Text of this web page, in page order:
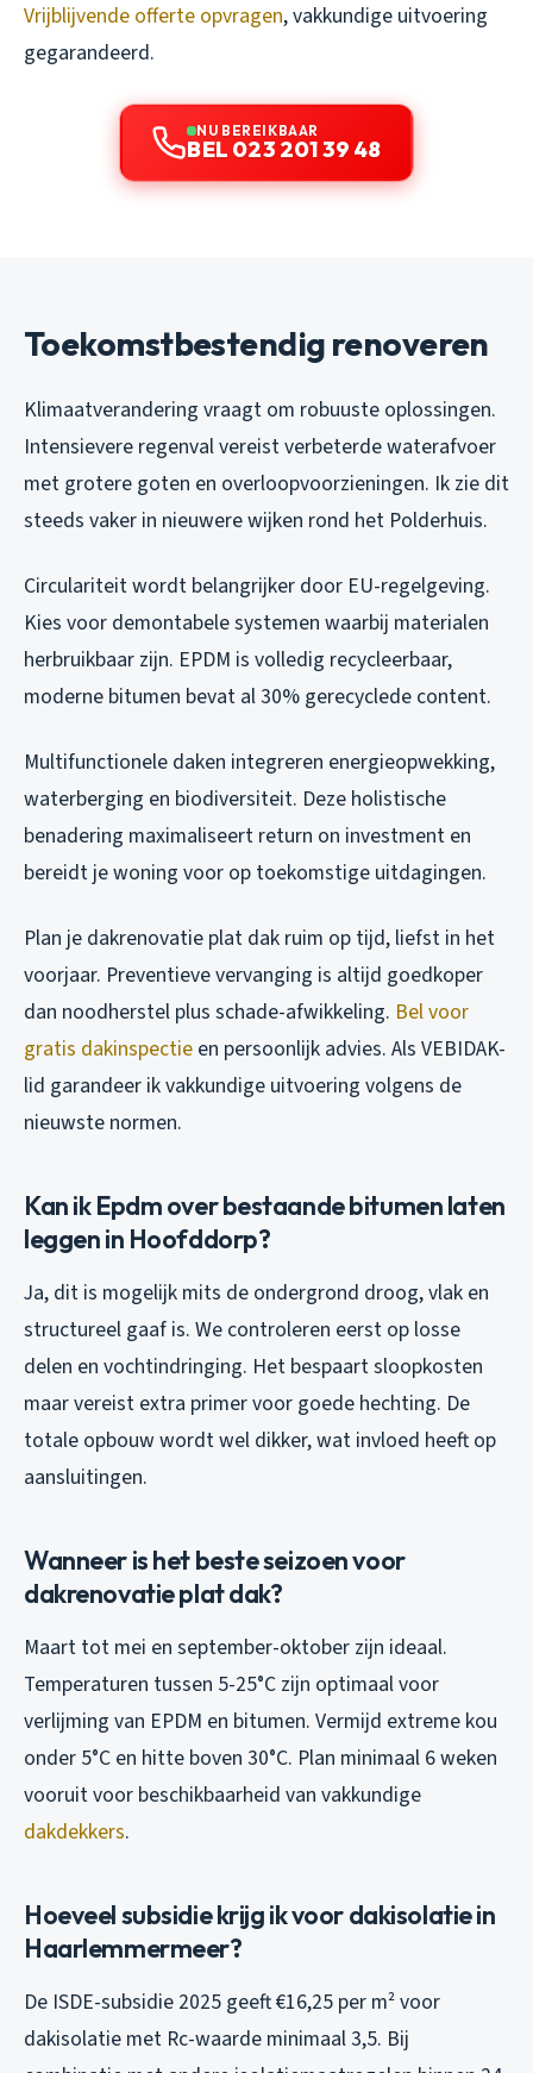
Vrijblijvende offerte opvragen, vakkundige uitvoering
gegarandeerd.
NU BEREIKBAAR
BEL 023 201 39 48
Toekomstbestendig renoveren
Klimaatverandering vraagt om robuuste oplossingen.
Intensievere regenval vereist verbeterde waterafvoer
met grotere goten en overloopvoorzieningen. Ik zie dit
steeds vaker in nieuwere wijken rond het Polderhuis.
Circulariteit wordt belangrijker door EU-regelgeving.
Kies voor demontabele systemen waarbij materialen
herbruikbaar zijn. EPDM is volledig recycleerbaar,
moderne bitumen bevat al 30% gerecyclede content.
Multifunctionele daken integreren energieopwekking,
waterberging en biodiversiteit. Deze holistische
benadering maximaliseert return on investment en
bereidt je woning voor op toekomstige uitdagingen.
Plan je dakrenovatie plat dak ruim op tijd, liefst in het
voorjaar. Preventieve vervanging is altijd goedkoper
dan noodherstel plus schade-afwikkeling. Bel voor
gratis dakinspectie en persoonlijk advies. Als VEBIDAK-
lid garandeer ik vakkundige uitvoering volgens de
nieuwste normen.
Kan ik Epdm over bestaande bitumen laten
leggen in Hoofddorp?
Ja, dit is mogelijk mits de ondergrond droog, vlak en
structureel gaaf is. We controleren eerst op losse
delen en vochtindringing. Het bespaart sloopkosten
maar vereist extra primer voor goede hechting. De
totale opbouw wordt wel dikker, wat invloed heeft op
aansluitingen.
Wanneer is het beste seizoen voor
dakrenovatie plat dak?
Maart tot mei en september-oktober zijn ideaal.
Temperaturen tussen 5-25°C zijn optimaal voor
verlijming van EPDM en bitumen. Vermijd extreme kou
onder 5°C en hitte boven 30°C. Plan minimaal 6 weken
vooruit voor beschikbaarheid van vakkundige
dakdekkers.
Hoeveel subsidie krijg ik voor dakisolatie in
Haarlemmermeer?
De ISDE-subsidie 2025 geeft €16,25 per m² voor
dakisolatie met Rc-waarde minimaal 3,5. Bij